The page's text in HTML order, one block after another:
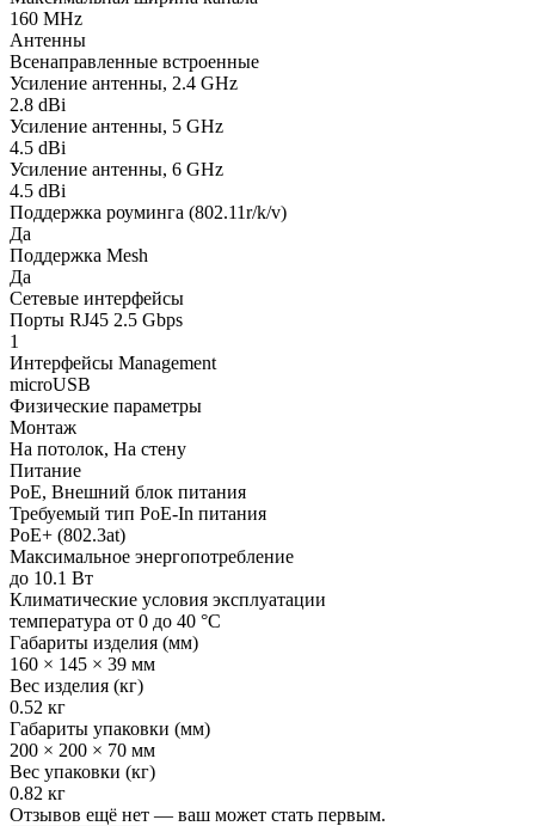
160 MHz
Антенны
Всенаправленные встроенные
Усиление антенны, 2.4 GHz
2.8 dBi
Усиление антенны, 5 GHz
4.5 dBi
Усиление антенны, 6 GHz
4.5 dBi
Поддержка роуминга (802.11r/k/v)
Да
Поддержка Mesh
Да
Сетевые интерфейсы
Порты RJ45 2.5 Gbps
1
Интерфейсы Management
microUSB
Физические параметры
Монтаж
На потолок, На стену
Питание
PoE, Внешний блок питания
Требуемый тип PoE-In питания
PoE+ (802.3at)
Максимальное энергопотребление
до 10.1 Вт
Климатические условия эксплуатации
температура от 0 до 40 °C
Габариты изделия (мм)
160 × 145 × 39 мм
Вес изделия (кг)
0.52 кг
Габариты упаковки (мм)
200 × 200 × 70 мм
Вес упаковки (кг)
0.82 кг
Отзывов ещё нет — ваш может стать первым.